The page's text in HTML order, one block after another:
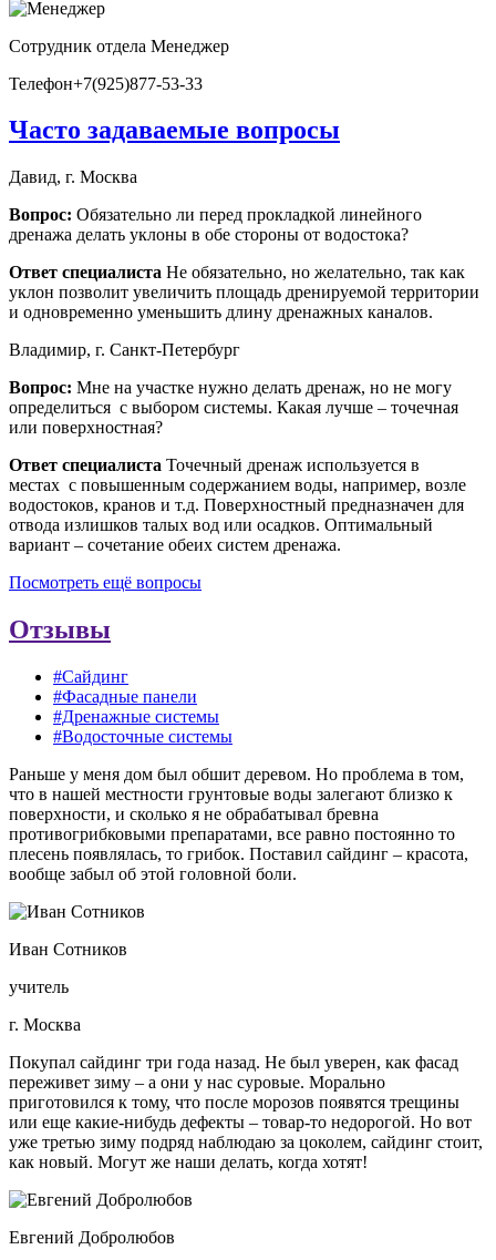
Сотрудник отдела Менеджер
Телефон+7(925)877-53-33
Часто задаваемые вопросы
Давид, г. Москва
Вопрос: Обязательно ли перед прокладкой линейного
дренажа делать уклоны в обе стороны от водостока?
Ответ специалиста Не обязательно, но желательно, так как
уклон позволит увеличить площадь дренируемой территории
и одновременно уменьшить длину дренажных каналов.
Владимир, г. Санкт-Петербург
Вопрос: Мне на участке нужно делать дренаж, но не могу
определиться с выбором системы. Какая лучше – точечная
или поверхностная?
Ответ специалиста Точечный дренаж используется в
местах с повышенным содержанием воды, например, возле
водостоков, кранов и т.д. Поверхностный предназначен для
отвода излишков талых вод или осадков. Оптимальный
вариант – сочетание обеих систем дренажа.
Посмотреть ещё вопросы
Отзывы
#Сайдинг
#Фасадные панели
#Дренажные системы
#Водосточные системы
Раньше у меня дом был обшит деревом. Но проблема в том,
что в нашей местности грунтовые воды залегают близко к
поверхности, и сколько я не обрабатывал бревна
противогрибковыми препаратами, все равно постоянно то
плесень появлялась, то грибок. Поставил сайдинг – красота,
вообще забыл об этой головной боли.
Иван Сотников
учитель
г. Москва
Покупал сайдинг три года назад. Не был уверен, как фасад
переживет зиму – а они у нас суровые. Морально
приготовился к тому, что после морозов появятся трещины
или еще какие-нибудь дефекты – товар-то недорогой. Но вот
уже третью зиму подряд наблюдаю за цоколем, сайдинг стоит,
как новый. Могут же наши делать, когда хотят!
Евгений Добролюбов